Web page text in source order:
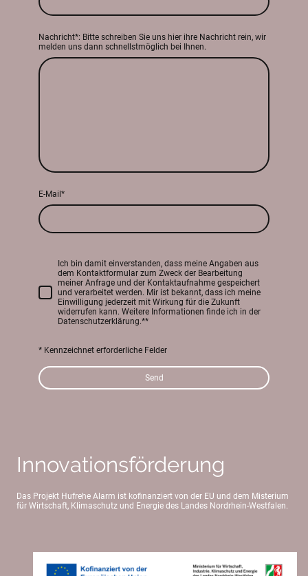
Nachricht*: Bitte schreiben Sie uns hier ihre Nachricht rein, wir
melden uns dann schnellstmöglich bei Ihnen.
E-Mail*
Ich bin damit einverstanden, dass meine Angaben aus
dem Kontaktformular zum Zweck der Bearbeitung
meiner Anfrage und der Kontaktaufnahme gespeichert
und verarbeitet werden. Mir ist bekannt, dass ich meine
Einwilligung jederzeit mit Wirkung für die Zukunft
widerrufen kann. Weitere Informationen finde ich in der
Datenschutzerklärung.**
* Kennzeichnet erforderliche Felder
Send
Innovationsförderung
Das Projekt Hufrehe Alarm ist kofinanziert von der EU und dem Misterium
für Wirtschaft, Klimaschutz und Energie des Landes Nordrhein-Westfalen.